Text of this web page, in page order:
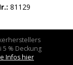
81129
% Deckung
Infos hier